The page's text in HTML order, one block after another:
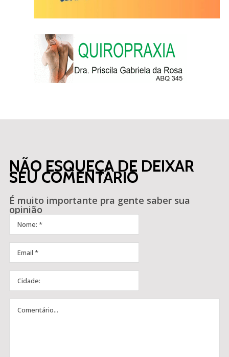
NÃO ESQUEÇA DE DEIXAR
SEU COMENTÁRIO
É muito importante pra gente saber sua
opinião